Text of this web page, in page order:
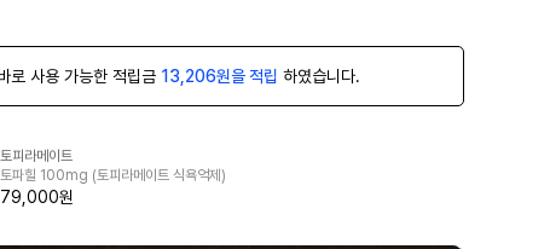
로 사용 가능한 적립금 13,206원을 적립 하였습니다.
토피라메이트
토파힐 100mg (토피라메이트 식욕억제)
79,000원